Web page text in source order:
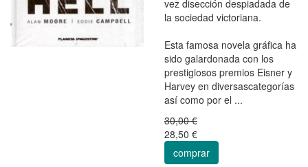
vez disección despiadada de
la sociedad victoriana.
Esta famosa novela gráfica ha
sido galardonada con los
prestigiosos premios Eisner y
Harvey en diversascategorías
así como por el ...
30,00 €
28,50 €
comprar